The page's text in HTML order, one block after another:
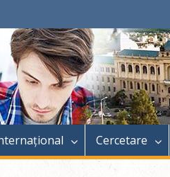
Cercetare